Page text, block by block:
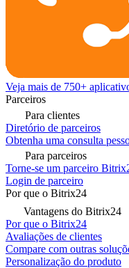
Veja mais de 750+
Parceiros
Para clientes
Diretório de parceiros
Obtenha uma consulta
Para parceiros
Torne-se um parceiro
Login de parceiro
Por que o Bitrix24
Vantagens do Bitrix24
Por que o Bitrix24
Avaliações de clientes
Compare com outras
Personalização do produto